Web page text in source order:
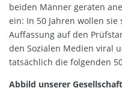
beiden Männer geraten
ein: In 50 Jahren wollen
Auffassung auf den
den Sozialen Medien viral
tatsächlich die folgenden
Abbild unserer Gesellschaft